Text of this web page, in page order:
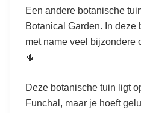
Een andere botanische
Botanical Garden. In deze
met name veel bijzondere
🌵
Deze botanische tuin ligt
Funchal, maar je hoeft